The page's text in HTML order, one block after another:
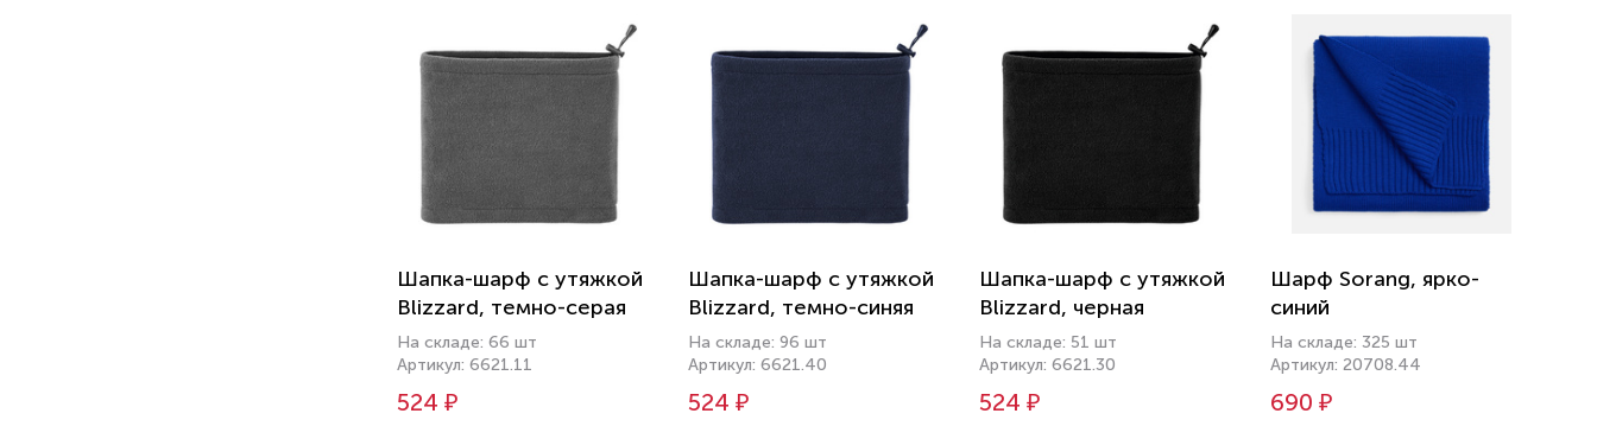
Шапка-шарф с утяжкой
Blizzard, темно-серая
На складе: 66 шт
Артикул: 6621.11
524 ₽
Шапка-шарф с утяжкой
Blizzard, темно-синяя
На складе: 96 шт
Артикул: 6621.40
524 ₽
Шапка-шарф с утяжкой
Blizzard, черная
На складе: 51 шт
Артикул: 6621.30
524 ₽
Шарф Sorang, ярко-
синий
На складе: 325 шт
Артикул: 20708.44
690 ₽